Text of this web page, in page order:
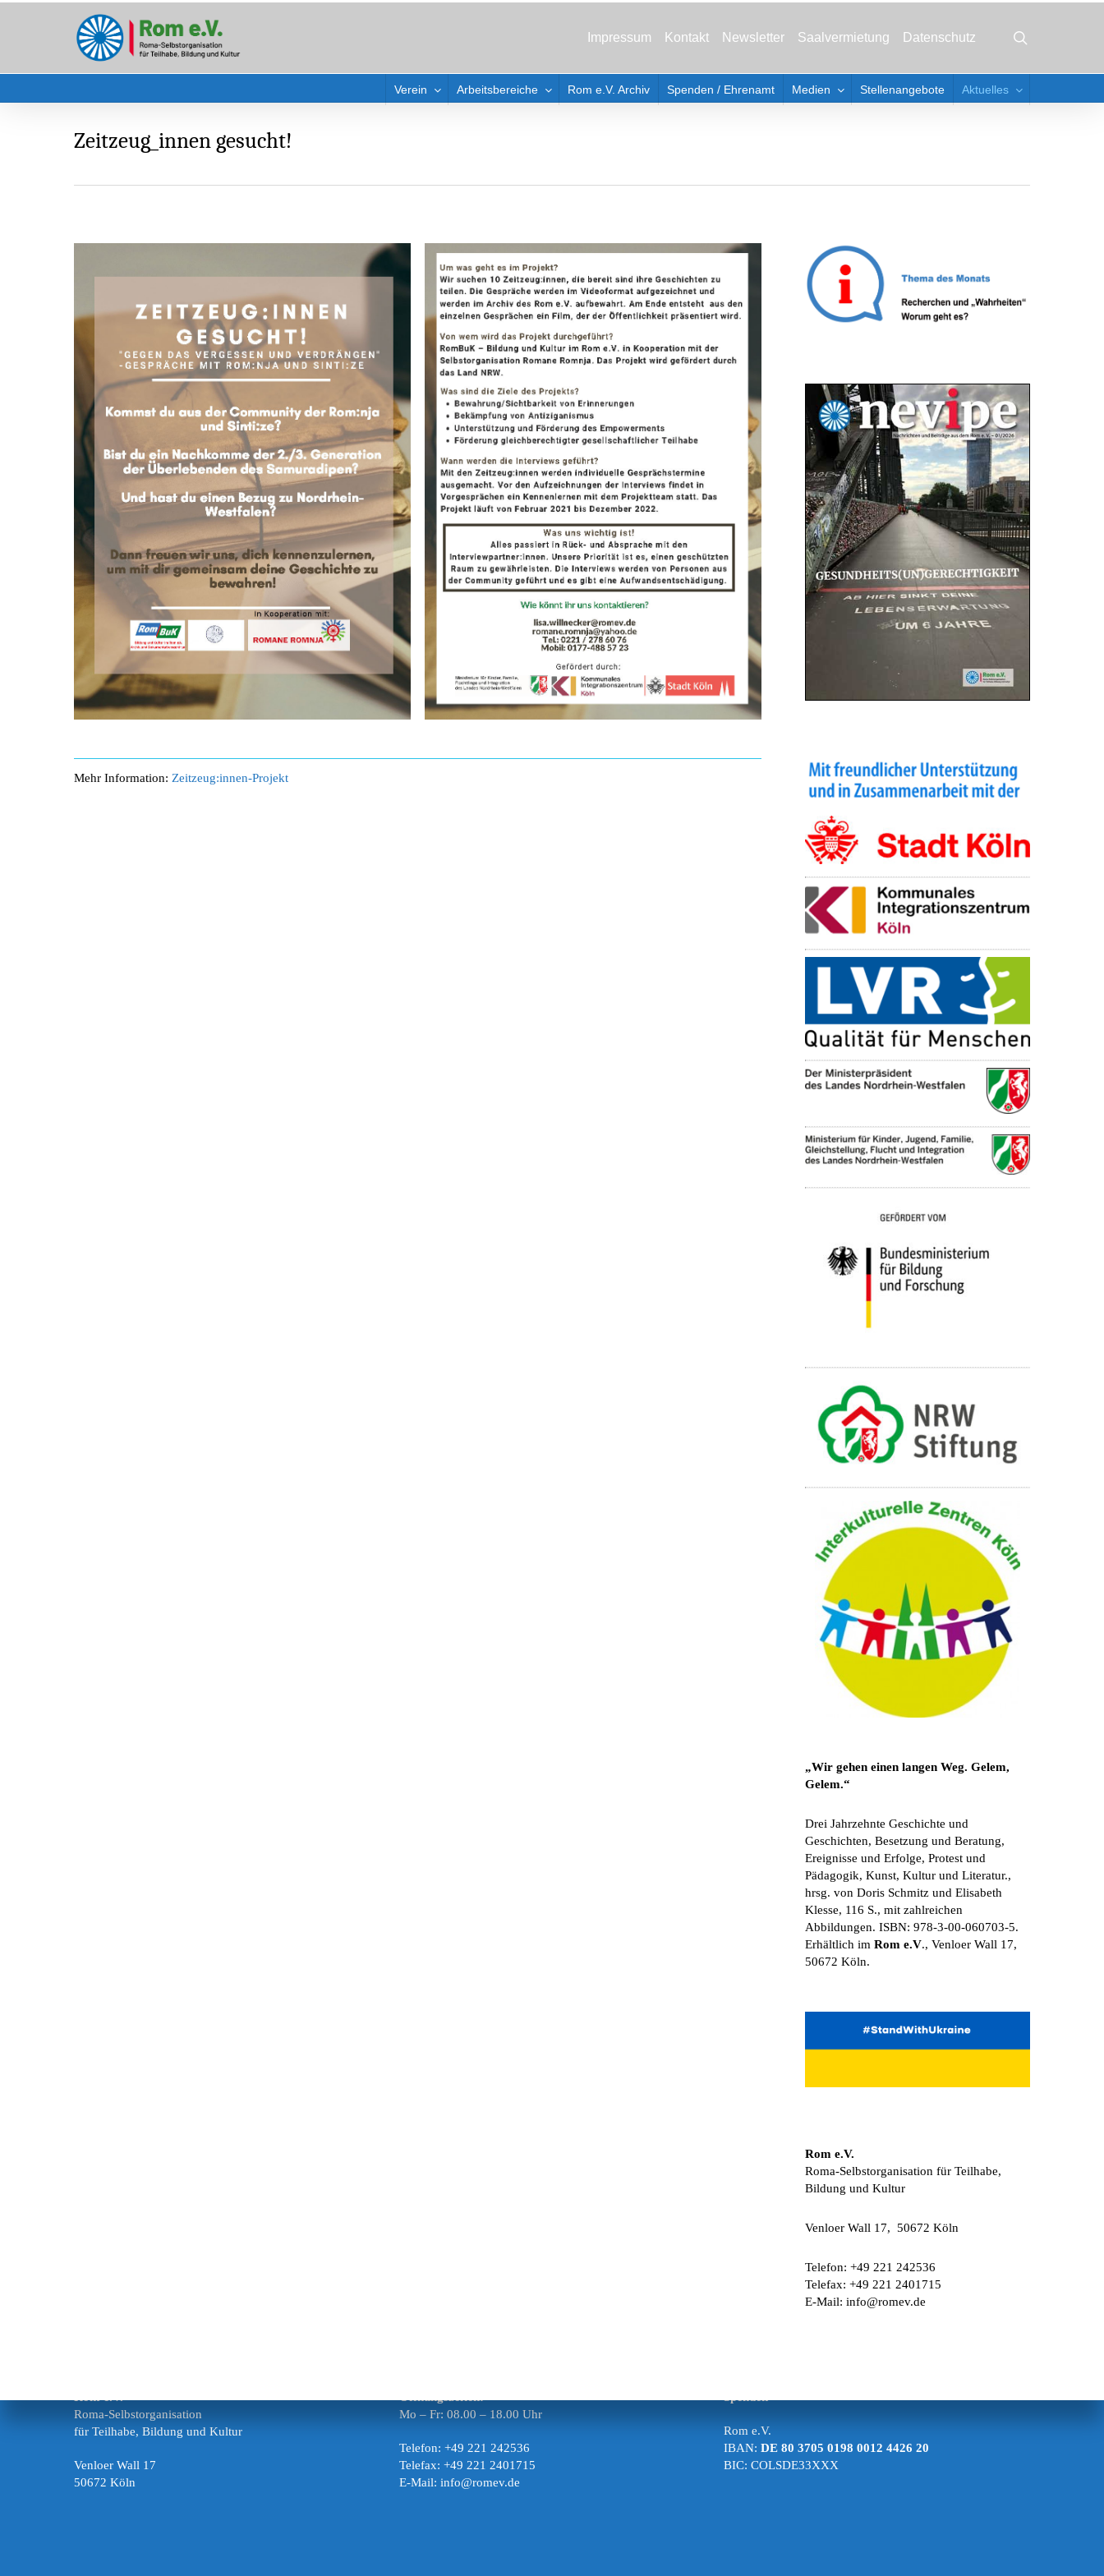
Verein Arbeitsbereiche Rom e.V. Archiv Spenden / Ehrenamt Medien Stellenangebote Aktuelles
Impressum Kontakt Newsletter Saalvermietung Datenschutz
Zeitzeug_innen gesucht!
Mehr Information: Zeitzeug:innen-Projekt
„Wir gehen einen langen Weg. Gelem,
Gelem.“
Drei Jahrzehnte Geschichte und
Geschichten, Besetzung und Beratung,
Ereignisse und Erfolge, Protest und
Pädagogik, Kunst, Kultur und Literatur.,
hrsg. von Doris Schmitz und Elisabeth
Klesse, 116 S., mit zahlreichen
Abbildungen. ISBN: 978-3-00-060703-5.
Erhältlich imRom e.V., Venloer Wall 17,
50672 Köln.
Rom e.V.
Roma-Selbstorganisation für Teilhabe,
Bildung und Kultur
Venloer Wall 17, 50672 Köln
Telefon: +49 221 242536
Telefax: +49 221 2401715
E-Mail: info@romev.de
Roma-Selbstorganisation
für Teilhabe, Bildung und Kultur
Venloer Wall 17
50672 Köln
Mo – Fr: 08.00 – 18.00 Uhr
Telefon: +49 221 242536
Telefax: +49 221 2401715
E-Mail: info@romev.de
Rom e.V.
IBAN:DE 80 3705 0198 0012 4426 20
BIC: COLSDE33XXX